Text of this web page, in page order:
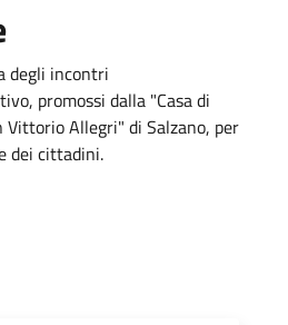
degli incontri
promossi dalla "Casa di
Vittorio Allegri" di Salzano, per
dei cittadini.